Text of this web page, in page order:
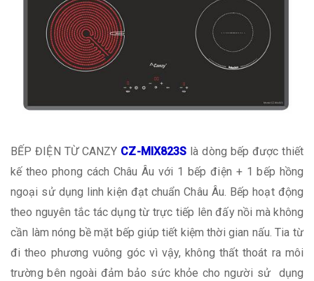
BẾP ĐIỆN TỪ CANZY CZ-MIX823S là dòng bếp được thiết
kế theo phong cách Châu Âu với 1 bếp điện + 1 bếp hồng
ngoại sử dụng linh kiện đạt chuẩn Châu Âu. Bếp hoạt động
theo nguyên tắc tác dụng từ trực tiếp lên đấy nồi mà không
cần làm nóng bề mặt bếp giúp tiết kiệm thời gian nấu. Tia từ
đi theo phương vuông góc vì vậy, không thất thoát ra môi
trường bên ngoài đảm bảo sức khỏe cho người sử dụng